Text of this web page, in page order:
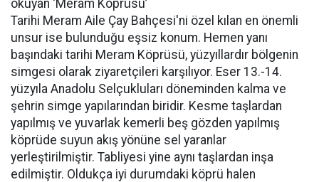
okuyan ‘Meram Köprüsü’
Tarihi Meram Aile Çay Bahçesi'ni özel kılan en önemli
unsur ise bulunduğu eşsiz konum. Hemen yanı
başındaki tarihi Meram Köprüsü, yüzyıllardır bölgenin
simgesi olarak ziyaretçileri karşılıyor. Eser 13.-14.
yüzyıla Anadolu Selçukluları döneminden kalma ve
şehrin simge yapılarından biridir. Kesme taşlardan
yapılmış ve yuvarlak kemerli beş gözden yapılmış
köprüde suyun akış yönüne sel yaranlar
yerleştirilmiştir. Tabliyesi yine aynı taşlardan inşa
edilmiştir. Oldukça iyi durumdaki köprü halen